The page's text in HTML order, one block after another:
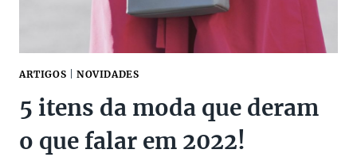
ARTIGOS NOVIDADES
5 itens da moda que deram
o que falar em 2022!